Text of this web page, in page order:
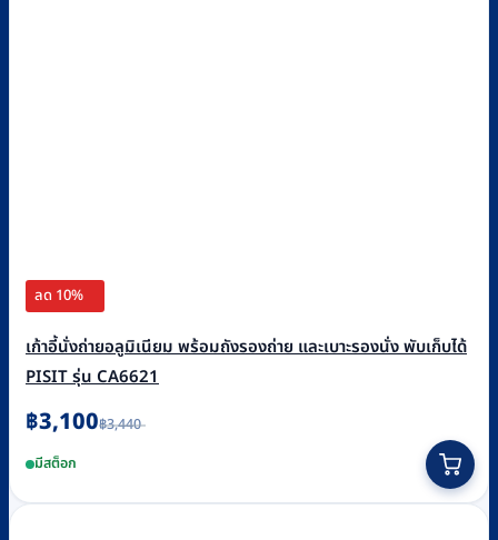
ลด 10%
เก้าอี้นั่งถ่ายอลูมิเนียม พร้อมถังรองถ่าย และเบาะรองนั่ง พับเก็บได้
PISIT รุ่น CA6621
฿3,440
Original
price
was:
฿3,440.
฿3,100
Current
price
is:
฿3,100.
มีสต็อก